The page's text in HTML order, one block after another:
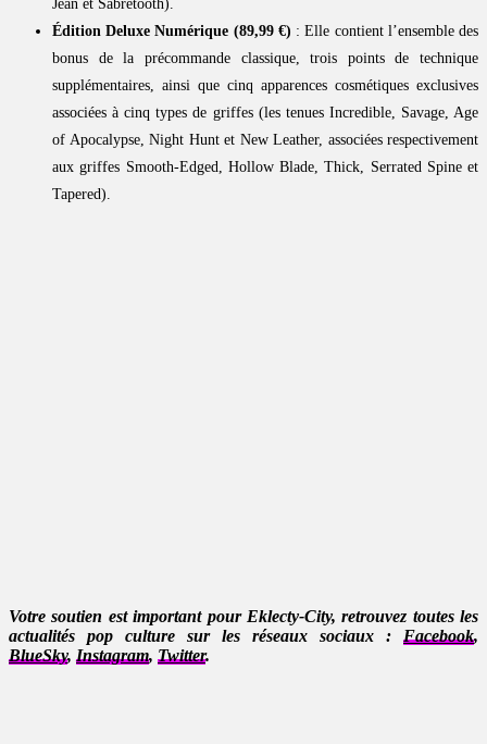
Jean et Sabretooth).
Édition Deluxe Numérique (89,99 €) : Elle contient l’ensemble des
bonus de la précommande classique, trois points de technique
supplémentaires, ainsi que cinq apparences cosmétiques exclusives
associées à cinq types de griffes (les tenues Incredible, Savage, Age
of Apocalypse, Night Hunt et New Leather, associées respectivement
aux griffes Smooth-Edged, Hollow Blade, Thick, Serrated Spine et
Tapered).
Votre soutien est important pour Eklecty-City, retrouvez toutes les
actualités pop culture sur les réseaux sociaux : Facebook,
BlueSky, Instagram, Twitter.